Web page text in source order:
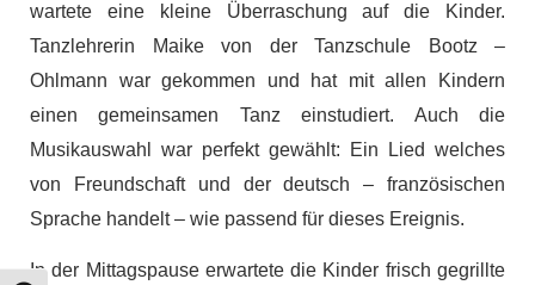
wartete eine kleine Überraschung auf die Kinder.
Tanzlehrerin Maike von der Tanzschule Bootz –
Ohlmann war gekommen und hat mit allen Kindern
einen gemeinsamen Tanz einstudiert. Auch die
Musikauswahl war perfekt gewählt: Ein Lied welches
von Freundschaft und der deutsch – französischen
Sprache handelt – wie passend für dieses Ereignis.
In der Mittagspause erwartete die Kinder frisch gegrillte